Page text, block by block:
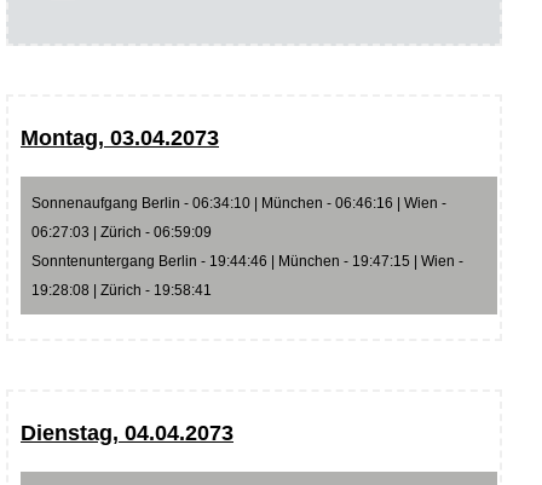
Montag, 03.04.2073
Sonnenaufgang Berlin - 06:34:10 | München - 06:46:16 | Wien -
06:27:03 | Zürich - 06:59:09
Sonntenuntergang Berlin - 19:44:46 | München - 19:47:15 | Wien -
19:28:08 | Zürich - 19:58:41
Dienstag, 04.04.2073